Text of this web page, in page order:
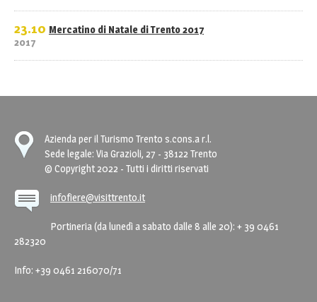
23.10
2017
Mercatino di Natale di Trento 2017
Azienda per il Turismo Trento s.cons.a r.l.
Sede legale: Via Grazioli, 27 - 38122 Trento
© Copyright 2022 - Tutti i diritti riservati
infofiere@visittrento.it
Portineria (da lunedì a sabato dalle 8 alle 20): + 39 0461
282320
Info: +39 0461 216070/71